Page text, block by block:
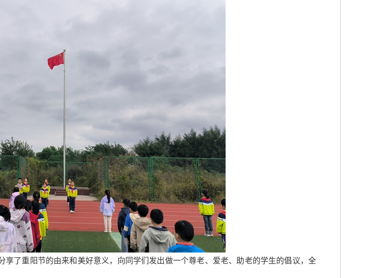
了重阳节的由来和美好意义，向同学们发出做一个尊老、爱老、助老的学生的倡议，全